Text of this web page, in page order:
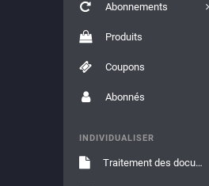
Abonnements
Produits
Coupons
Abonnés
INDIVIDUALISER
Traitement des documents